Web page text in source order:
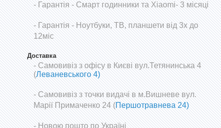
-Гарантія - Смарт годинники та Xiaomi- 3 місяці
- Гарантія - Ноутбуки, ТВ, планшети від 3х до
12міс
Доставка
- Самовивіз з офісу в Києві вул.Тетянинська 4
(Леваневського 4)
- Самовивіз з точки видачі в м.Вишневе вул.
Марії Примаченко 24 (Першотравнева 24)
- Новою пошто по Україні